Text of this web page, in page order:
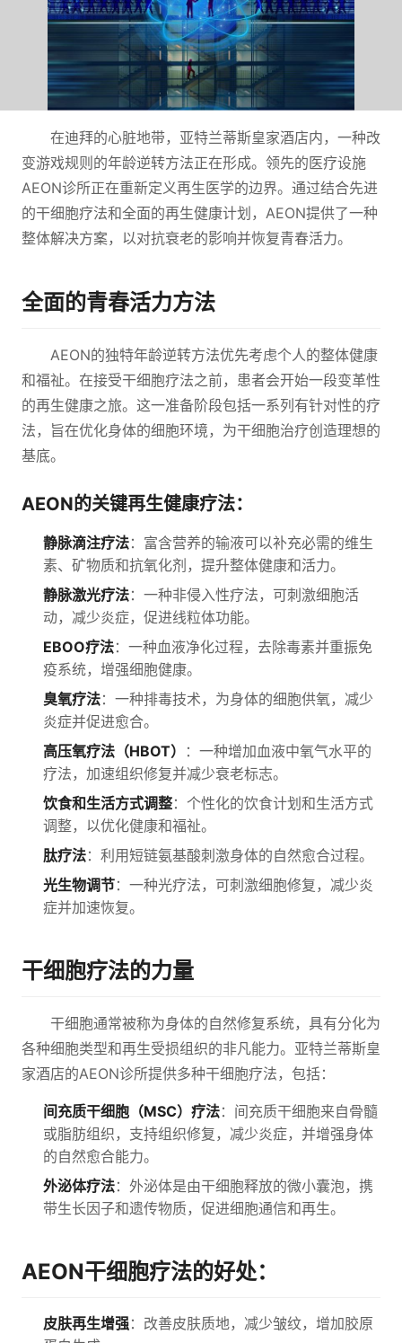
在迪拜的心脏地带，亚特兰蒂斯皇家酒店内，一种改
变游戏规则的年龄逆转方法正在形成。领先的医疗设施
AEON诊所正在重新定义再生医学的边界。通过结合先进
的干细胞疗法和全面的再生健康计划，AEON提供了一种
整体解决方案，以对抗衰老的影响并恢复青春活力。
全面的青春活力方法
AEON的独特年龄逆转方法优先考虑个人的整体健康
和福祉。在接受干细胞疗法之前，患者会开始一段变革性
的再生健康之旅。这一准备阶段包括一系列有针对性的疗
法，旨在优化身体的细胞环境，为干细胞治疗创造理想的
基底。
AEON的关键再生健康疗法：
静脉滴注疗法：富含营养的输液可以补充必需的维生
素、矿物质和抗氧化剂，提升整体健康和活力。
静脉激光疗法：一种非侵入性疗法，可刺激细胞活
动，减少炎症，促进线粒体功能。
EBOO疗法：一种血液净化过程，去除毒素并重振免
疫系统，增强细胞健康。
臭氧疗法：一种排毒技术，为身体的细胞供氧，减少
炎症并促进愈合。
高压氧疗法（HBOT）
：一种增加血液中氧气水平的
疗法，加速组织修复并减少衰老标志。
饮食和生活方式调整：个性化的饮食计划和生活方式
调整，以优化健康和福祉。
肽疗法：利用短链氨基酸刺激身体的自然愈合过程。
光生物调节：一种光疗法，可刺激细胞修复，减少炎
症并加速恢复。
干细胞疗法的力量
干细胞通常被称为身体的自然修复系统，具有分化为
各种细胞类型和再生受损组织的非凡能力。亚特兰蒂斯皇
家酒店的AEON诊所提供多种干细胞疗法，包括：
间充质干细胞（MSC）疗法：间充质干细胞来自骨髓
或脂肪组织，支持组织修复，减少炎症，并增强身体
的自然愈合能力。
外泌体疗法：外泌体是由干细胞释放的微小囊泡，携
带生长因子和遗传物质，促进细胞通信和再生。
AEON干细胞疗法的好处：
皮肤再生增强：改善皮肤质地，减少皱纹，增加胶原